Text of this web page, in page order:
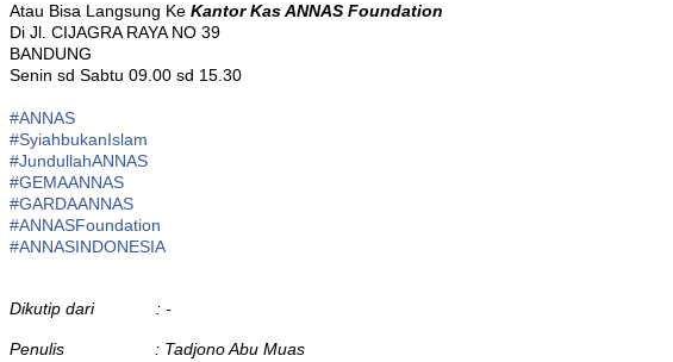
Atau Bisa Langsung Ke Kantor Kas ANNAS Foundation
Di Jl. CIJAGRA RAYA NO 39
BANDUNG
Senin sd Sabtu 09.00 sd 15.30
#ANNAS
#SyiahbukanIslam
#JundullahANNAS
#GEMAANNAS
#GARDAANNAS
#ANNASFoundation
#ANNASINDONESIA
Dikutip dari : -
Penulis : Tadjono Abu Muas